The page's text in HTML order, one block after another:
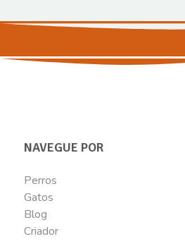
NAVEGUE POR
Perros
Gatos
Blog
Criador